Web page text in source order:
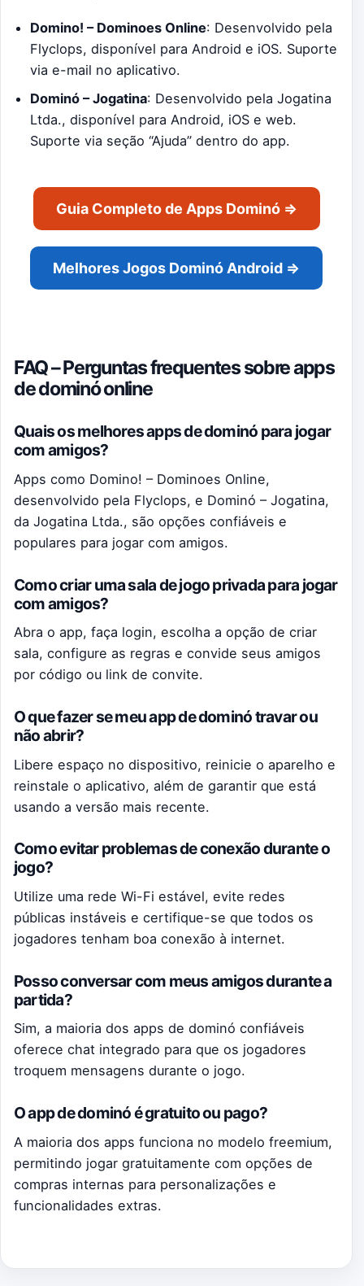
Domino! – Dominoes Online: Desenvolvido pela
Flyclops, disponível para Android e iOS. Suporte
via e-mail no aplicativo.
Dominó – Jogatina: Desenvolvido pela Jogatina
Ltda., disponível para Android, iOS e web.
Suporte via seção “Ajuda” dentro do app.
Guia Completo de Apps Dominó ⇒
Melhores Jogos Dominó Android ⇒
FAQ – Perguntas frequentes sobre apps
de dominó online
Quais os melhores apps de dominó para jogar
com amigos?
Apps como Domino! – Dominoes Online,
desenvolvido pela Flyclops, e Dominó – Jogatina,
da Jogatina Ltda., são opções confiáveis e
populares para jogar com amigos.
Como criar uma sala de jogo privada para jogar
com amigos?
Abra o app, faça login, escolha a opção de criar
sala, configure as regras e convide seus amigos
por código ou link de convite.
O que fazer se meu app de dominó travar ou
não abrir?
Libere espaço no dispositivo, reinicie o aparelho e
reinstale o aplicativo, além de garantir que está
usando a versão mais recente.
Como evitar problemas de conexão durante o
jogo?
Utilize uma rede Wi-Fi estável, evite redes
públicas instáveis e certifique-se que todos os
jogadores tenham boa conexão à internet.
Posso conversar com meus amigos durante a
partida?
Sim, a maioria dos apps de dominó confiáveis
oferece chat integrado para que os jogadores
troquem mensagens durante o jogo.
O app de dominó é gratuito ou pago?
A maioria dos apps funciona no modelo freemium,
permitindo jogar gratuitamente com opções de
compras internas para personalizações e
funcionalidades extras.